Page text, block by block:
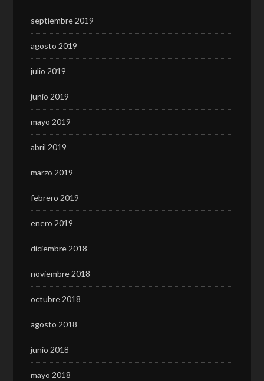
septiembre 2019
agosto 2019
julio 2019
junio 2019
mayo 2019
abril 2019
marzo 2019
febrero 2019
enero 2019
diciembre 2018
noviembre 2018
octubre 2018
agosto 2018
junio 2018
mayo 2018